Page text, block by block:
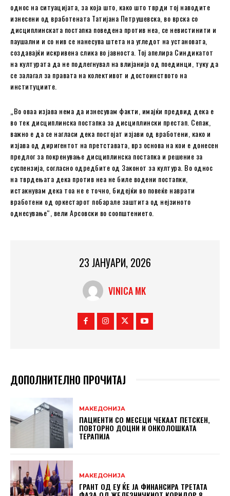
однос на ситуацијата, за која што, како што тврди тој наводите
изнесени од вработената Татијана Петрушевска, во врска со
дисциплинската постапка поведена против неа, се невистинити и
паушални и со нив се нанесува штета на угледот на установата,
создавајќи искривена слика во јавноста. Тој апелира Синдикатот
на културата да не подлегнувал на влијанија од поединци, туку да
се залагал за правата на колективот и достоинството на
институциите.
„Во оваа изјава нема да изнесувам факти, имајќи предвид дека е
во тек дисциплинска постапка за дисциплински престап. Сепак,
важно е да се нагласи дека постојат изјави од вработени, како и
изјава од диригентот на претставата, врз основа на кои е донесен
предлог за покренување дисциплинска постапка и решение за
суспензија, согласно одредбите од Законот за култура. Во однос
на тврдењата дека против неа не биле водени постапки,
истакнувам дека тоа не е точно, бидејќи во повеќе наврати
вработени од оркестарот побарале заштита од нејзиното
однесување“, вели Арсовски во соопштението.
23 ЈАНУАРИ, 2026
VINICA MK
ДОПОЛНИТЕЛНО ПРОЧИТАЈ
МАКЕДОНИЈА
ПАЦИЕНТИ СО МЕСЕЦИ ЧЕКААТ ПЕТСКЕН,
ПОВТОРНО ДОЦНИ И ОНКОЛОШКАТА
ТЕРАПИЈА
МАКЕДОНИЈА
ГРАНТ ОД ЕУ ЌЕ ЈА ФИНАНСИРА ТРЕТАТА